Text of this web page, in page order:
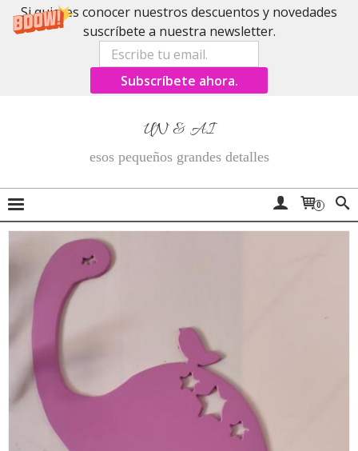
Si quieres conocer nuestros descuentos y novedades
suscríbete a nuestra newsletter.
Subscríbete ahora.
UN & AI
esos pequeños grandes detalles
0